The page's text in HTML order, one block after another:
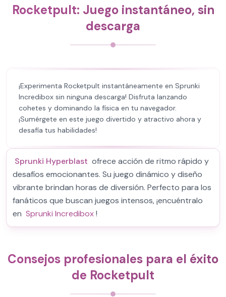
Rocketpult: Juego instantáneo, sin
descarga
¡Experimenta Rocketpult instantáneamente en Sprunki
Incredibox sin ninguna descarga! Disfruta lanzando
cohetes y dominando la física en tu navegador.
¡Sumérgete en este juego divertido y atractivo ahora y
desafía tus habilidades!
Sprunki Hyperblast ofrece acción de ritmo rápido y
desafíos emocionantes. Su juego dinámico y diseño
vibrante brindan horas de diversión. Perfecto para los
fanáticos que buscan juegos intensos, ¡encuéntralo
en Sprunki Incredibox!
Consejos profesionales para el éxito
de Rocketpult